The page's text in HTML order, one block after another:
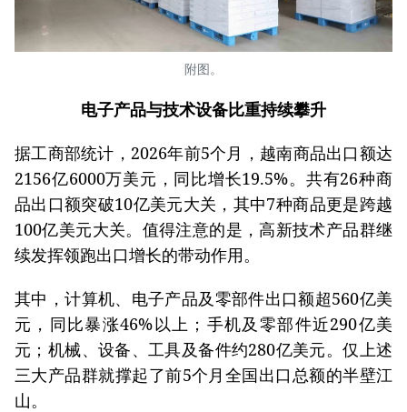
附图。
电子产品与技术设备比重持续攀升
据工商部统计，2026年前5个月，越南商品出口额达
2156亿6000万美元，同比增长19.5%。共有26种商
品出口额突破10亿美元大关，其中7种商品更是跨越
100亿美元大关。值得注意的是，高新技术产品群继
续发挥领跑出口增长的带动作用。
其中，计算机、电子产品及零部件出口额超560亿美
元，同比暴涨46%以上；手机及零部件近290亿美
元；机械、设备、工具及备件约280亿美元。仅上述
三大产品群就撑起了前5个月全国出口总额的半壁江
山。